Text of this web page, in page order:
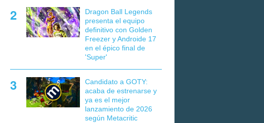
Dragon Ball Legends
presenta el equipo
definitivo con Golden
Freezer y Androide 17
en el épico final de
'Super'
Candidato a GOTY:
acaba de estrenarse y
ya es el mejor
lanzamiento de 2026
según Metacritic